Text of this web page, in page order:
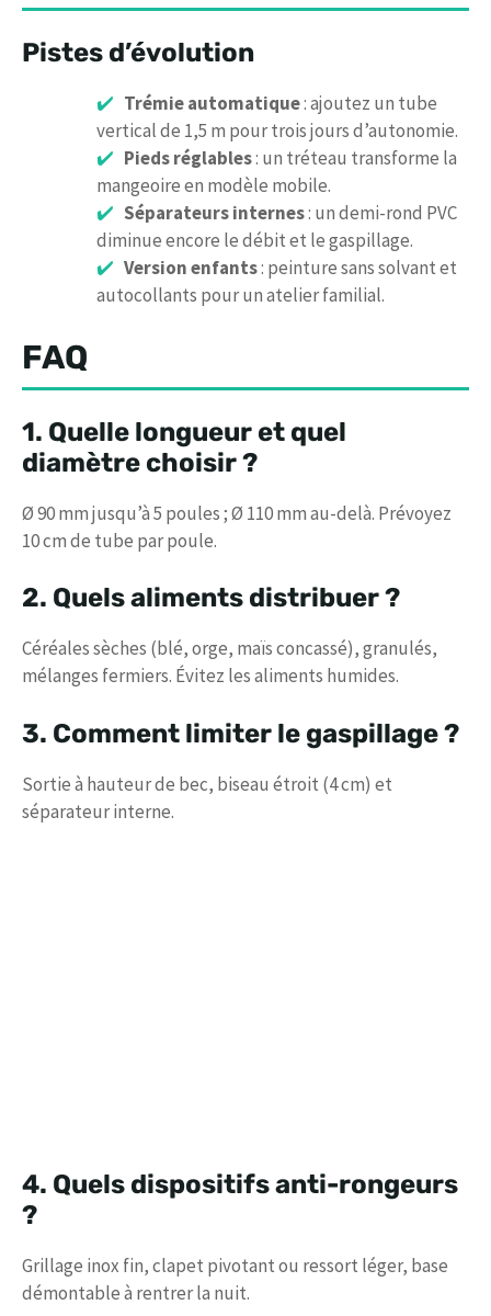
Pistes d’évolution
Trémie automatique: ajoutez un tube
vertical de 1,5 m pour trois jours d’autonomie.
Pieds réglables: un tréteau transforme la
mangeoire en modèle mobile.
Séparateurs internes: un demi-rond PVC
diminue encore le débit et le gaspillage.
Version enfants: peinture sans solvant et
autocollants pour un atelier familial.
FAQ
1. Quelle longueur et quel
diamètre choisir ?
Ø 90 mm jusqu’à 5 poules ; Ø 110 mm au-delà. Prévoyez
10 cm de tube par poule.
2. Quels aliments distribuer ?
Céréales sèches (blé, orge, maïs concassé), granulés,
mélanges fermiers. Évitez les aliments humides.
3. Comment limiter le gaspillage ?
Sortie à hauteur de bec, biseau étroit (4 cm) et
séparateur interne.
4. Quels dispositifs anti-rongeurs
?
Grillage inox fin, clapet pivotant ou ressort léger, base
démontable à rentrer la nuit.